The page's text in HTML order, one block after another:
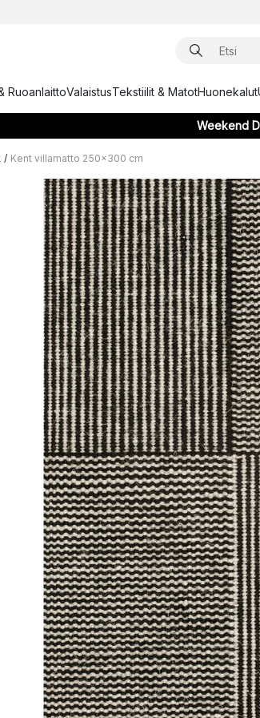
RuoanlaittoValaistusTekstiilit & MatotHuonekalut
Weekend
/ Kent villamatto 250x300 cm